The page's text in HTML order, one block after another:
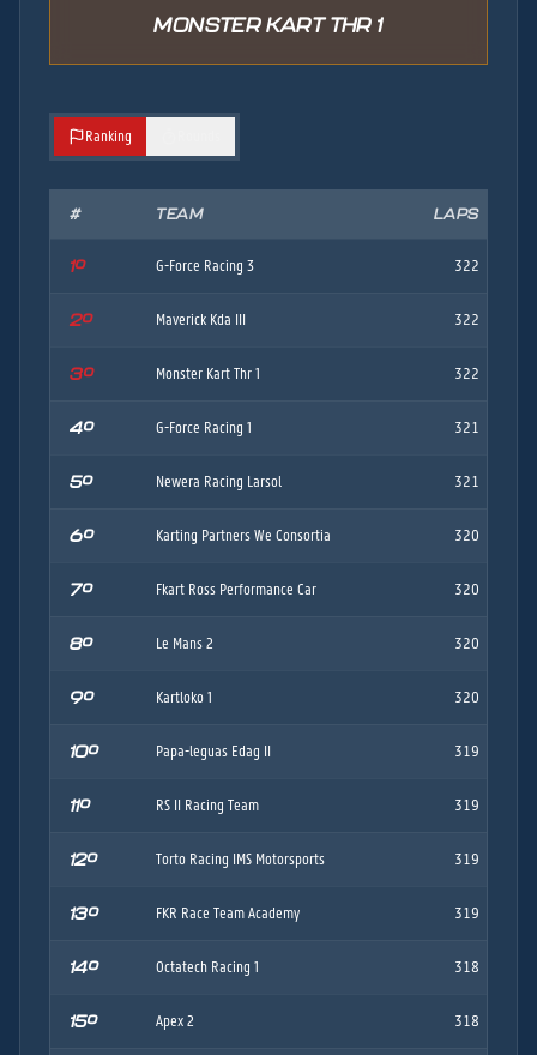
MONSTER KART THR 1
Ranking
# TEAM LAPS
1º G-Force Racing 3 322
2º Maverick Kda III 322
3º Monster Kart Thr 1 322
4º G-Force Racing 1 321
5º Newera Racing Larsol 321
6º Karting Partners We Consortia 320
7º Fkart Ross Performance Car 320
8º Le Mans 2 320
9º Kartloko 1 320
10º Papa-leguas Edag II 319
11º RS II Racing Team 319
12º Torto Racing IMS Motorsports 319
13º FKR Race Team Academy 319
14º Octatech Racing 1 318
15º Apex 2 318